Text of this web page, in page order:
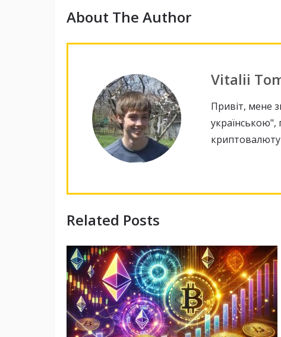
About The Author
Vitalii
Привіт, мене
українською",
криптовалюту
Related Posts